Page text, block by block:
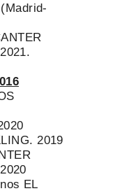
2019
EL